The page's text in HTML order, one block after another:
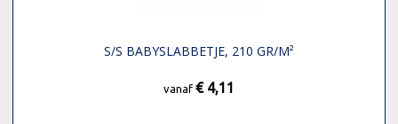
S/S BABYSLABBETJE, 210 GR/M²
vanaf € 4,11